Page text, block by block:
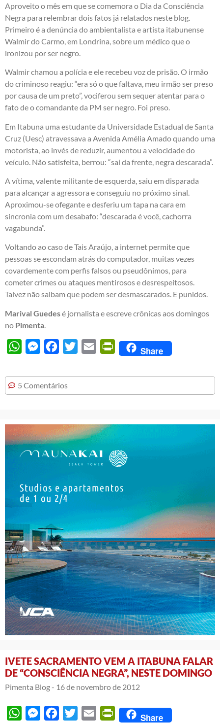
Aproveito o mês em que se comemora o Dia da Consciência
Negra para relembrar dois fatos já relatados neste blog.
Primeiro é a denúncia do ambientalista e artista itabunense
Walmir do Carmo, em Londrina, sobre um médico que o
ironizou por ser negro.
Walmir chamou a polícia e ele recebeu voz de prisão. O irmão
do criminoso reagiu: “era só o que faltava, meu irmão ser preso
por causa de um preto”, vociferou sem sequer atentar para o
fato de o comandante da PM ser negro. Foi preso.
Em Itabuna uma estudante da Universidade Estadual de Santa
Cruz (Uesc) atravessava a Avenida Amélia Amado quando uma
motorista, ao invés de reduzir, aumentou a velocidade do
veículo. Não satisfeita, berrou: “sai da frente, negra descarada”.
A vítima, valente militante de esquerda, saiu em disparada
para alcançar a agressora e conseguiu no próximo sinal.
Aproximou-se ofegante e desferiu um tapa na cara em
sincronia com um desabafo: “descarada é você, cachorra
vagabunda”.
Voltando ao caso de Tais Araújo, a internet permite que
pessoas se escondam atrás do computador, muitas vezes
covardemente com perfis falsos ou pseudônimos, para
cometer crimes ou ataques mentirosos e desrespeitosos.
Talvez não saibam que podem ser desmascarados. E punidos.
Marival Guedesé jornalista e escreve crônicas aos domingos
no Pimenta
WhatsAppMessengerFacebook
Twitter Email PrintFriendly
Share
5 Comentários
IVETE SACRAMENTO VEM A ITABUNA FALAR
DE “CONSCIÊNCIA NEGRA”, NESTE DOMINGO
Pimenta Blog - 16 de novembro de 2012
WhatsAppMessengerFacebook
Twitter Email PrintFriendly
Share